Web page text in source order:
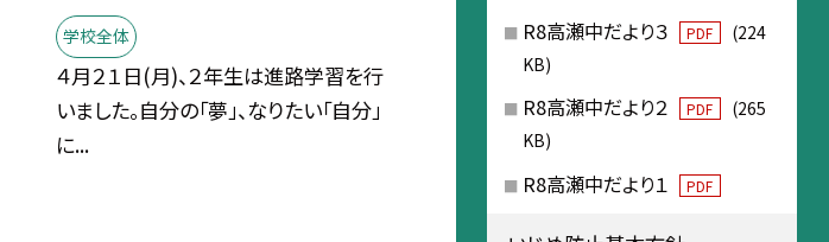
学校全体
４月２１日(月)、２年生は進路学習を行
いました。自分の「夢」、なりたい「自分」
に...
R8高瀬中だより３ PDF
(224
KB)
R8高瀬中だより２ PDF
(265
KB)
R8高瀬中だより１ PDF